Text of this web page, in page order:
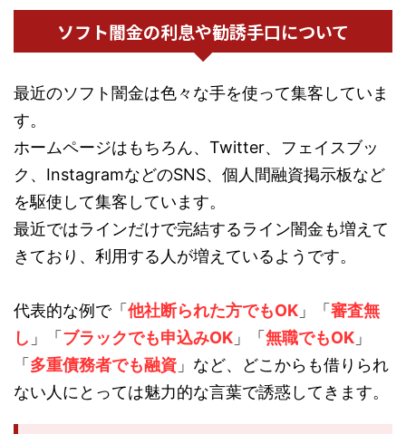
ソフト闇金の利息や勧誘手口について
最近のソフト闇金は色々な手を使って集客していま
す。
ホームページはもちろん、Twitter、フェイスブッ
ク、InstagramなどのSNS、個人間融資掲示板など
を駆使して集客しています。
最近ではラインだけで完結するライン闇金も増えて
きており、利用する人が増えているようです。
代表的な例で「 他社断られた方でもOK 」「 審査無
し 」「 ブラックでも申込みOK 」「 無職でもOK 」
「 多重債務者でも融資 」など、どこからも借りられ
ない人にとっては魅力的な言葉で誘惑してきます。